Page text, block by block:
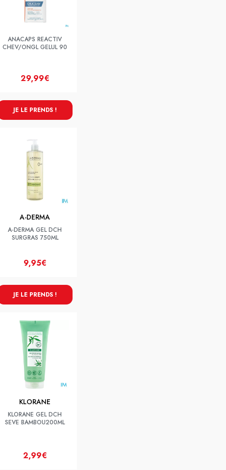
ANACAPS REACTIV
CHEV/ONGL GELUL 90
29,99€
JE LE PRENDS !
A-DERMA
A-DERMA GEL DCH
SURGRAS 750ML
9,95€
JE LE PRENDS !
KLORANE
KLORANE GEL DCH
SEVE BAMBOU200ML
2,99€